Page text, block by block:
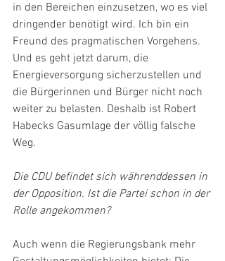
in den Bereichen einzusetzen, wo es viel
dringender benötigt wird. Ich bin ein
Freund des pragmatischen Vorgehens.
Und es geht jetzt darum, die
Energieversorgung sicherzustellen und
die Bürgerinnen und Bürger nicht noch
weiter zu belasten. Deshalb ist Robert
Habecks Gasumlage der völlig falsche
Weg.
Die CDU befindet sich währenddessen in
der Opposition. Ist die Partei schon in der
Rolle angekommen?
Auch wenn die Regierungsbank mehr